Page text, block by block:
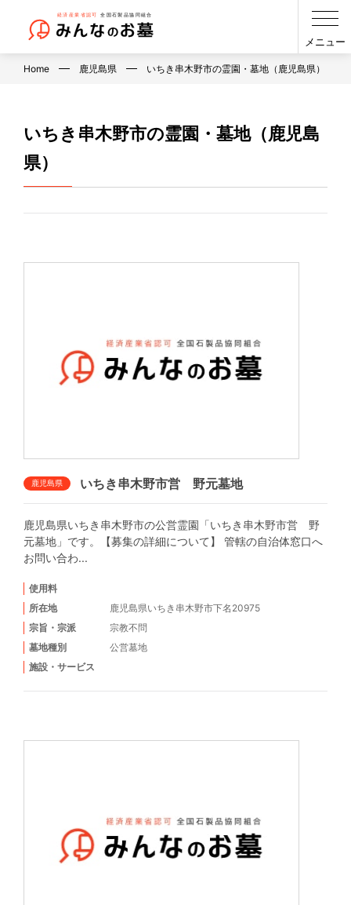
メニュー
Home 鹿児島県 いちき串木野市の霊園・墓地（鹿児島県）
いちき串木野市の霊園・墓地（鹿児島
県）
鹿児島県 いちき串木野市営 野元墓地
鹿児島県いちき串木野市の公営霊園「いちき串木野市営 野
元墓地」です。【募集の詳細について】 管轄の自治体窓口へ
お問い合わ...
使用料
所在地
鹿児島県いちき串木野市下名20975
宗旨・宗派
宗教不問
墓地種別
公営墓地
施設・サービス